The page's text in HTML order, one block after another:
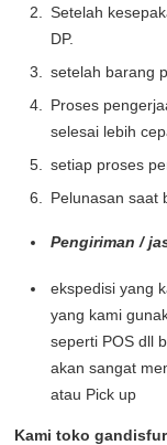
Setelah
DP.
setelah barang
Proses
selesai lebih
setiap proses
Pelunasan saat
Pengiriman /
ekspedisi yang
yang kami
seperti POS dll
akan sangat
atau Pick up
Kami toko